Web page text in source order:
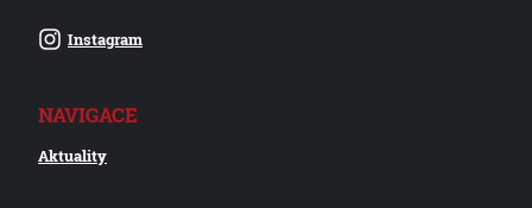
Instagram
NAVIGACE
Aktuality